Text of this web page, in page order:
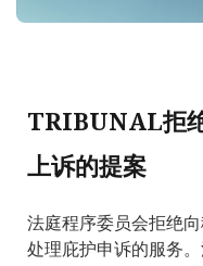
TRIBUNAL拒
上诉的提案
法庭程序委员会拒绝
处理庇护申诉的服务